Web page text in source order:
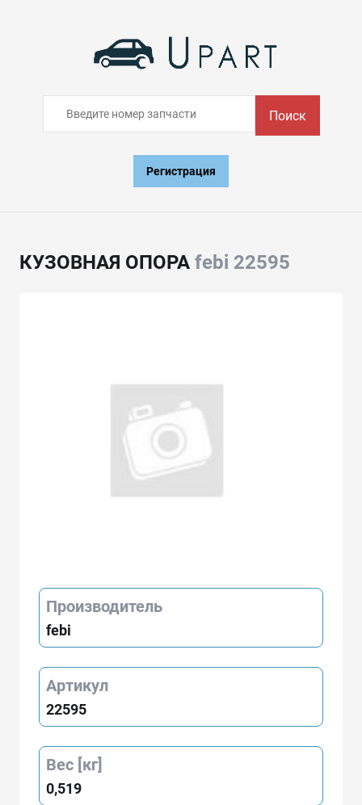
Поиск
Регистрация
КУЗОВНАЯ ОПОРА febi 22595
Производитель
febi
Артикул
22595
Вес [кг]
0,519